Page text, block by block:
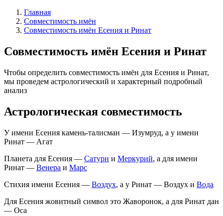
Главная
Совместимость имён
Совместимость имён Есения и Ринат
Совместимость имён Есения и Ринат
Чтобы определить совместимость имён для Есения и Ринат,
мы проведем астрологический и характерный подробный
анализ
Астрологическая совместимость
У имени Есения камень-талисман — Изумруд, а у имени
Ринат — Агат
Планета для Есения — Сатурн и Меркурий, а для имени
Ринат — Венера и Марс
Стихия имени Есения — Воздух, а у Ринат — Воздух и Вода
Для Есения жовитный символ это Жаворонок, а для Ринат дан
— Оса